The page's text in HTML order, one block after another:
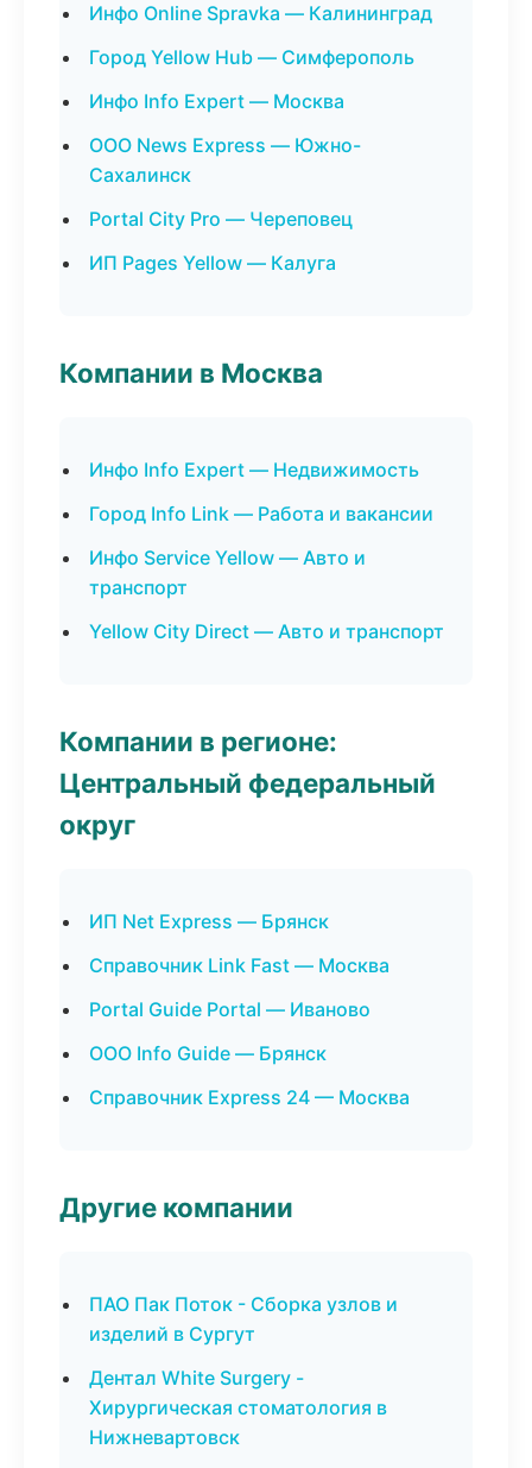
Инфо Online Spravka — Калининград
Город Yellow Hub — Симферополь
Инфо Info Expert — Москва
ООО News Express — Южно-
Сахалинск
Portal City Pro — Череповец
ИП Pages Yellow — Калуга
Компании в Москва
Инфо Info Expert — Недвижимость
Город Info Link — Работа и вакансии
Инфо Service Yellow — Авто и
транспорт
Yellow City Direct — Авто и транспорт
Компании в регионе:
Центральный федеральный
округ
ИП Net Express — Брянск
Справочник Link Fast — Москва
Portal Guide Portal — Иваново
ООО Info Guide — Брянск
Справочник Express 24 — Москва
Другие компании
ПАО Пак Поток - Сборка узлов и
изделий в Сургут
Дентал White Surgery -
Хирургическая стоматология в
Нижневартовск